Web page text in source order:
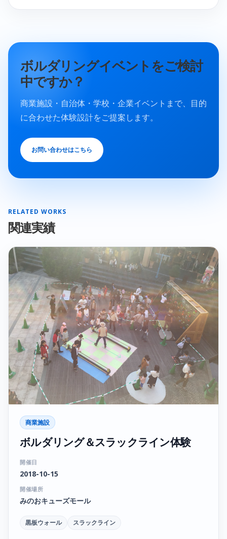
ボルダリングイベントをご検討
中ですか？
商業施設・自治体・学校・企業イベントまで、目的
に合わせた体験設計をご提案します。
お問い合わせはこちら
RELATED WORKS
関連実績
商業施設
ボルダリング＆スラックライン体験
開催日
2018-10-15
開催場所
みのおキューズモール
黒板ウォール スラックライン